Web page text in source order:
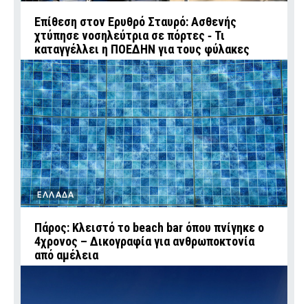
Επίθεση στον Ερυθρό Σταυρό: Ασθενής
χτύπησε νοσηλεύτρια σε πόρτες ‑ Τι
καταγγέλλει η ΠΟΕΔΗΝ για τους φύλακες
ΕΛΛΑΔΑ
Πάρος: Κλειστό το beach bar όπου πνίγηκε ο
4χρονος – Δικογραφία για ανθρωποκτονία
από αμέλεια